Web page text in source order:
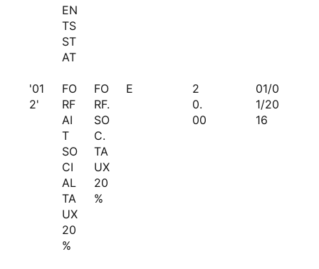
EN
TS
ST
AT
'01
2'
FO
RF
AI
T
SO
CI
AL
TA
UX
20
%
FO
RF.
SO
C.
TA
UX
20
%
E
2
0.
00
01/0
1/20
16